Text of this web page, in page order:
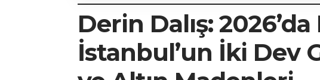
Derin Dalış:
İstanbul’un İki Dev